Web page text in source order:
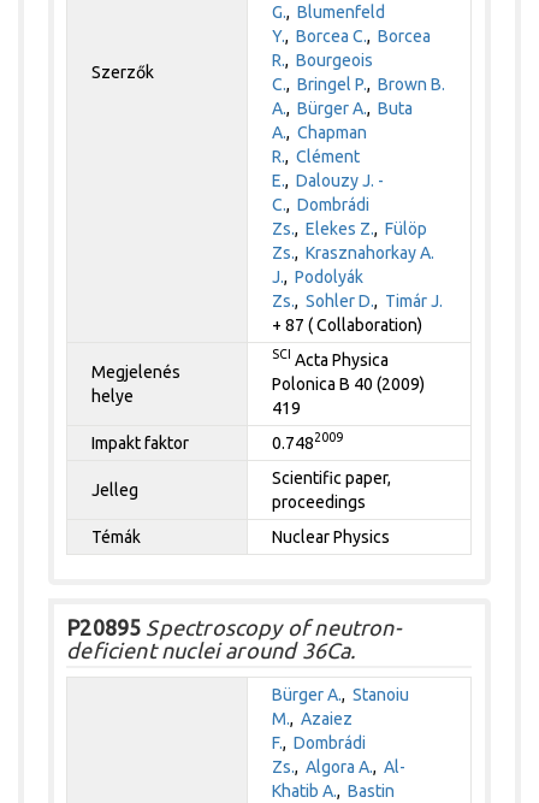
Szerzők
G.,Blumenfeld
Y.,Borcea C.,Borcea
R.,Bourgeois
C.,Bringel P.,Brown B.
A.,Bürger A.,Buta
A.,Chapman
R.,Clément
E.,Dalouzy J. -
C.,Dombrádi
Zs.,Elekes Z.,Fülöp
Zs.,Krasznahorkay A.
J.,Podolyák
Zs.,Sohler D., Timár J.
+ 87 ( Collaboration)
Megjelenés
helye
SCI Acta Physica
Polonica B 40 (2009)
419
Impakt faktor
0.7482009
Jelleg
Scientific paper,
proceedings
Témák
Nuclear Physics
P20895 Spectroscopy of neutron-
deficient nuclei around 36Ca.
Bürger A.,Stanoiu
M.,Azaiez
F.,Dombrádi
Zs.,Algora A.,Al-
Khatib A.,Bastin